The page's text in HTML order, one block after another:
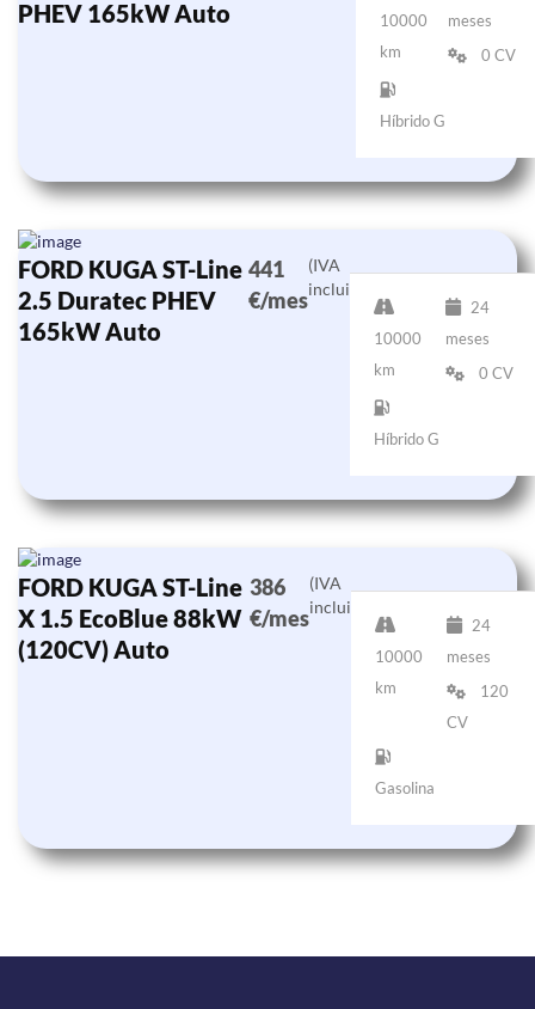
PHEV 165kW Auto
10000
km
meses
0 CV
Híbrido G
FORD KUGA ST-Line
2.5 Duratec PHEV
165kW Auto
441
€/mes
(IVA
incluido)
10000
km
24
meses
0 CV
Híbrido G
FORD KUGA ST-Line
X 1.5 EcoBlue 88kW
(120CV) Auto
386
€/mes
(IVA
incluido)
10000
km
24
meses
120
CV
Gasolina